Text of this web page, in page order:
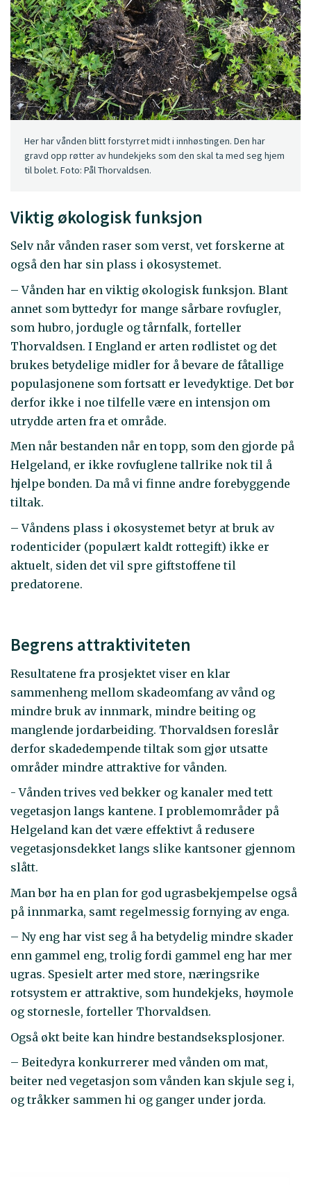
Her har vånden blitt forstyrret midt i innhøstingen. Den har
gravd opp røtter av hundekjeks som den skal ta med seg hjem
til bolet. Foto: Pål Thorvaldsen.
Viktig økologisk funksjon
Selv når vånden raser som verst, vet forskerne at
også den har sin plass i økosystemet.
– Vånden har en viktig økologisk funksjon. Blant
annet som byttedyr for mange sårbare rovfugler,
som hubro, jordugle og tårnfalk, forteller
Thorvaldsen. I England er arten rødlistet og det
brukes betydelige midler for å bevare de fåtallige
populasjonene som fortsatt er levedyktige. Det bør
derfor ikke i noe tilfelle være en intensjon om
utrydde arten fra et område.
Men når bestanden når en topp, som den gjorde på
Helgeland, er ikke rovfuglene tallrike nok til å
hjelpe bonden. Da må vi finne andre forebyggende
tiltak.
– Våndens plass i økosystemet betyr at bruk av
rodenticider (populært kaldt rottegift) ikke er
aktuelt, siden det vil spre giftstoffene til
predatorene.
Begrens attraktiviteten
Resultatene fra prosjektet viser en klar
sammenheng mellom skadeomfang av vånd og
mindre bruk av innmark, mindre beiting og
manglende jordarbeiding. Thorvaldsen foreslår
derfor skadedempende tiltak som gjør utsatte
områder mindre attraktive for vånden.
- Vånden trives ved bekker og kanaler med tett
vegetasjon langs kantene. I problemområder på
Helgeland kan det være effektivt å redusere
vegetasjonsdekket langs slike kantsoner gjennom
slått.
Man bør ha en plan for god ugrasbekjempelse også
på innmarka, samt regelmessig fornying av enga.
– Ny eng har vist seg å ha betydelig mindre skader
enn gammel eng, trolig fordi gammel eng har mer
ugras. Spesielt arter med store, næringsrike
rotsystem er attraktive, som hundekjeks, høymole
og stornesle, forteller Thorvaldsen.
Også økt beite kan hindre bestandseksplosjoner.
– Beitedyra konkurrerer med vånden om mat,
beiter ned vegetasjon som vånden kan skjule seg i,
og tråkker sammen hi og ganger under jorda.